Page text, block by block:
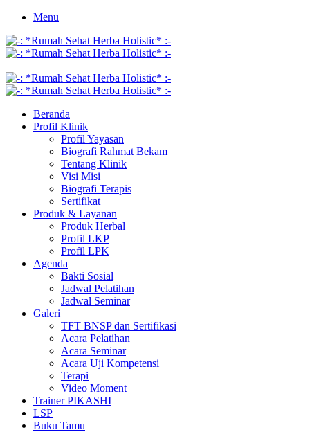
Menu
Beranda
Profil Klinik
Profil Yayasan
Biografi Rahmat Bekam
Tentang Klinik
Visi Misi
Biografi Terapis
Sertifikat
Produk & Layanan
Produk Herbal
Profil LKP
Profil LPK
Agenda
Bakti Sosial
Jadwal Pelatihan
Jadwal Seminar
Galeri
TFT BNSP dan Sertifikasi
Acara Pelatihan
Acara Seminar
Acara Uji Kompetensi
Terapi
Video Moment
Trainer PIKASHI
LSP
Buku Tamu